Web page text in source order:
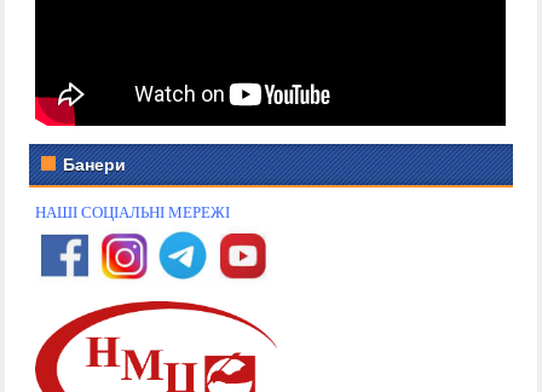
Банери
НАШІ СОЦІАЛЬНІ МЕРЕЖІ